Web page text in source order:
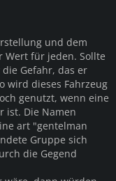
und dem
Wert für jeden. Sollte
Gefahr, das er
wird dieses Fahrzeug
genutzt, wenn eine
ist. Die Namen
art "gentelman
Gruppe sich
die Gegend